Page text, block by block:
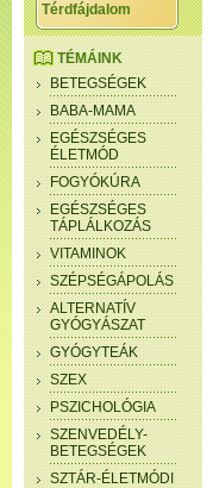
Térdfájdalom
TÉMÁINK
BETEGSÉGEK
BABA-MAMA
EGÉSZSÉGES
ÉLETMÓD
FOGYÓKÚRA
EGÉSZSÉGES
TÁPLÁLKOZÁS
VITAMINOK
SZÉPSÉGÁPOLÁS
ALTERNATÍV
GYÓGYÁSZAT
GYÓGYTEÁK
SZEX
PSZICHOLÓGIA
SZENVEDÉLY-
BETEGSÉGEK
SZTÁR-ÉLETMÓDI